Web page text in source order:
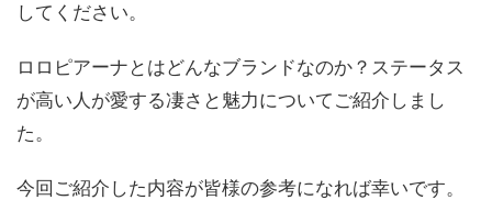
してください。
ロロピアーナとはどんなブランドなのか？ステータス
が高い人が愛する凄さと魅力についてご紹介しまし
た。
今回ご紹介した内容が皆様の参考になれば幸いです。